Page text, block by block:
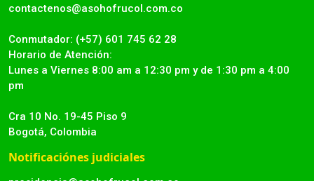
contactenos@asohofrucol.com.co
Conmutador: (+57) 601 745 62 28
Horario de Atención:
Lunes a Viernes 8:00 am a 12:30 pm y de 1:30 pm a 4:00
pm
Cra 10 No. 19-45 Piso 9
Bogotá, Colombia
Notificaciónes judiciales